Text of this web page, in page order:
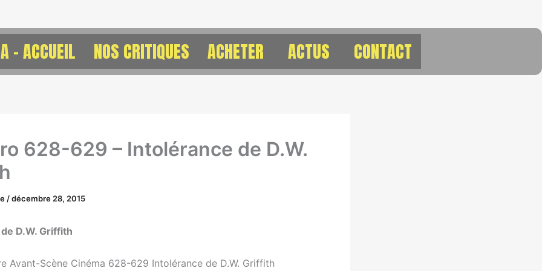
– ACCUEIL NOS CRITIQUES ACHETER ACTUS CONTACT
628-629 – Intolérance de D.W.
/décembre 28, 2015
de D.W. Griffith